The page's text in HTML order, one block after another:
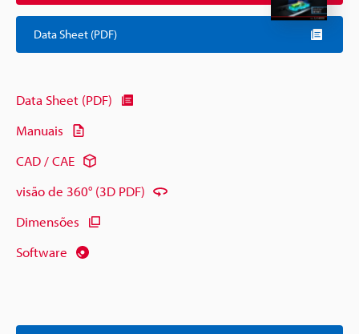
Data Sheet (PDF)
Data Sheet (PDF)
Manuais
CAD / CAE
visão de 360° (3D PDF)
Dimensões
Software